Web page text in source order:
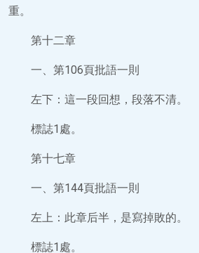
重。
第十二章
一、第106頁批語一則
左下：這一段回想，段落不清。
標誌1處。
第十七章
一、第144頁批語一則
左上：此章后半，是寫掉敗的。
標誌1處。